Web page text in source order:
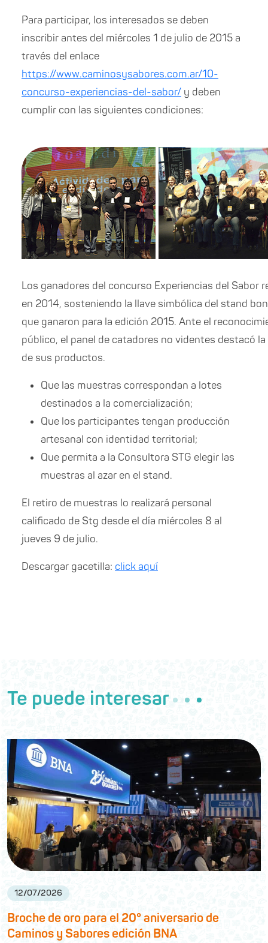
Para participar, los interesados se deben
inscribir antes del miércoles 1 de julio de 2015 a
través del enlace
https://www.caminosysabores.com.ar/10-
concurso-experiencias-del-sabor/ y deben
cumplir con las siguientes condiciones:
Los ganadores del concurso Experiencias del Sabor
en 2014, sosteniendo la llave simbólica del stand
que ganaron para la edición 2015. Ante el
público, el panel de catadores no videntes destacó
de sus productos.
Que las muestras correspondan a lotes
destinados a la comercialización;
Que los participantes tengan producción
artesanal con identidad territorial;
Que permita a la Consultora STG elegir las
muestras al azar en el stand.
El retiro de muestras lo realizará personal
calificado de Stg desde el día miércoles 8 al
jueves 9 de julio.
Descargar gacetilla: click aquí
Te puede interesar
12/07/2026
Broche de oro para el 20° aniversario de
Caminos y Sabores edición BNA